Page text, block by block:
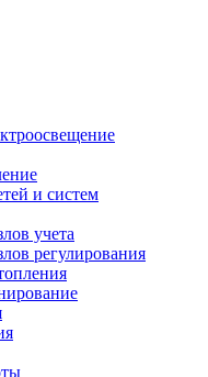
и систем
учета
регулирования